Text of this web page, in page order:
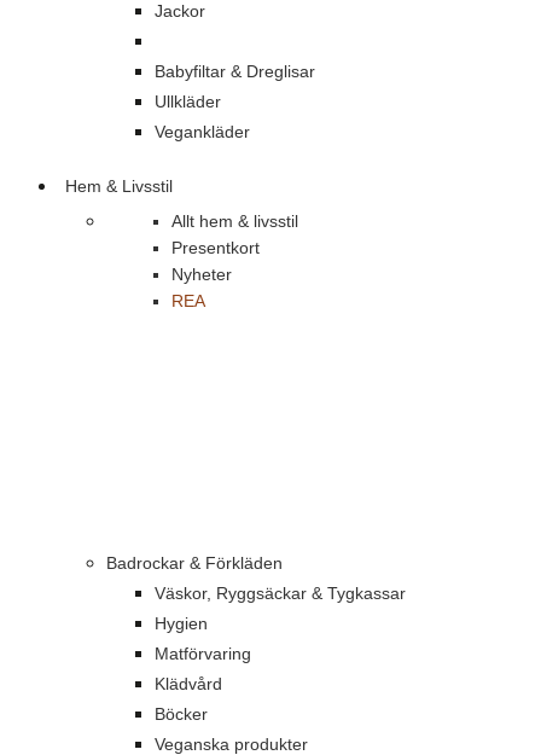
Jackor
Babyfiltar & Dreglisar
Ullkläder
Vegankläder
Hem & Livsstil
Allt hem & livsstil
Presentkort
Nyheter
REA
Badrockar & Förkläden
Väskor, Ryggsäckar & Tygkassar
Hygien
Matförvaring
Klädvård
Böcker
Veganska produkter